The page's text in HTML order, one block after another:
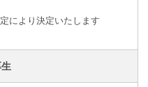
により決定いたします